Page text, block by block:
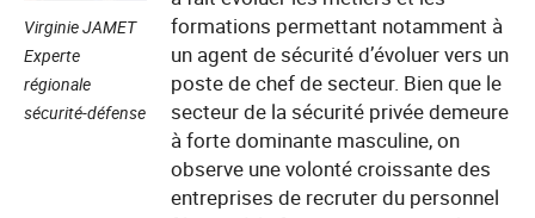
Virginie JAMET
Experte
régionale
sécurité-défense
formations permettant notamment à
un agent de sécurité d’évoluer vers un
poste de chef de secteur. Bien que le
secteur de la sécurité privée demeure
à forte dominante masculine, on
observe une volonté croissante des
entreprises de recruter du personnel